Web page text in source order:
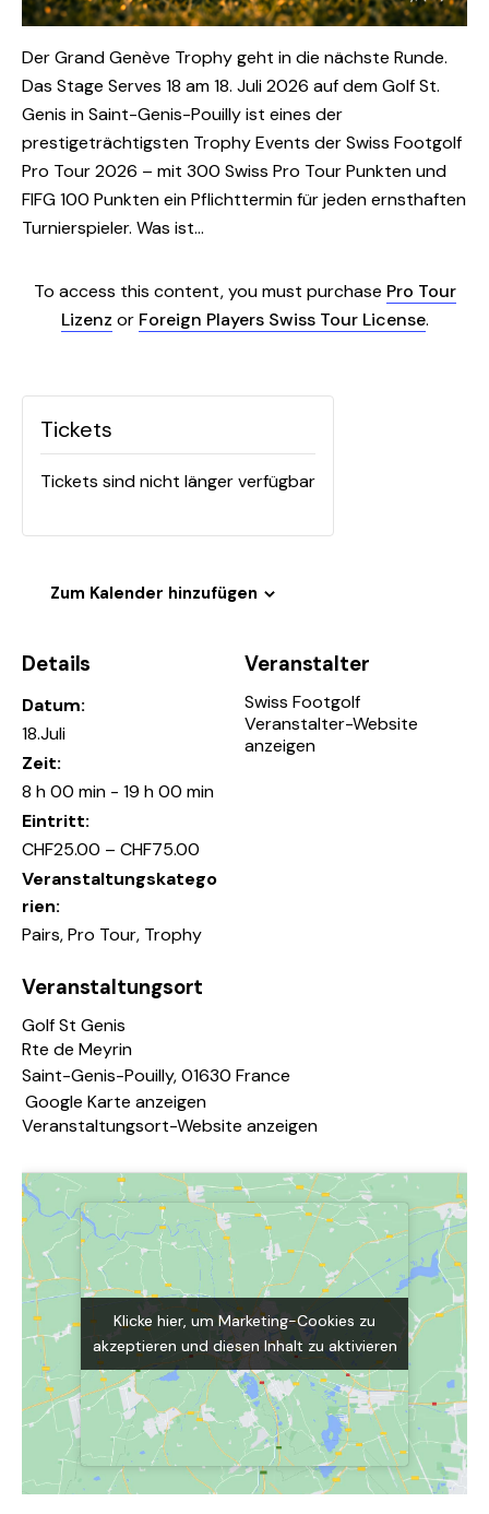
Der Grand Genève Trophy geht in die nächste Runde.
Das Stage Serves 18 am 18. Juli 2026 auf dem Golf St.
Genis in Saint-Genis-Pouilly ist eines der
prestigeträchtigsten Trophy Events der Swiss Footgolf
Pro Tour 2026 – mit 300 Swiss Pro Tour Punkten und
FIFG 100 Punkten ein Pflichttermin für jeden ernsthaften
Turnierspieler. Was ist…
To access this content, you must purchase Pro Tour
Lizenz or Foreign Players Swiss Tour License.
Tickets
Tickets sind nicht länger verfügbar
Zum Kalender hinzufügen
Details
Datum:
18.Juli
Zeit:
8 h 00 min - 19 h 00 min
Eintritt:
CHF25.00 – CHF75.00
Veranstaltungskatego
rien:
Pairs,Pro Tour, Trophy
Veranstalter
Swiss Footgolf
Veranstalter-Website
anzeigen
Veranstaltungsort
Golf St Genis
Rte de Meyrin
Saint-Genis-Pouilly,01630 France
Google Karte anzeigen
Veranstaltungsort-Website anzeigen
Klicke hier, um Marketing-Cookies zu
akzeptieren und diesen Inhalt zu aktivieren
Klicke hier, um Marketing-Cookies zu
akzeptieren und diesen Inhalt zu aktivieren